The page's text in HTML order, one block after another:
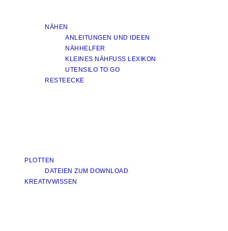
NÄHEN
ANLEITUNGEN UND IDEEN
NÄHHELFER
KLEINES NÄHFUSS LEXIKON
UTENSILO TO GO
RESTEECKE
PLOTTEN
DATEIEN ZUM DOWNLOAD
KREATIVWISSEN